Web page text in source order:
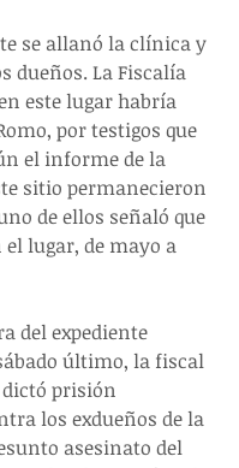
se allanó la clínica y
dueños. La Fiscalía
este lugar habría
por testigos que
el informe de la
sitio permanecieron
de ellos señaló que
el lugar, de mayo a
del expediente
último, la fiscal
prisión
los exdueños de la
asesinato del